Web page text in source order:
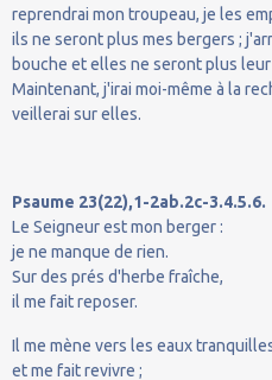
reprendrai mon troupeau, je les
ils ne seront plus mes bergers ;
bouche et elles ne seront plus
Maintenant, j'irai moi-même à la
veillerai sur elles.
Psaume 23(22),1-2ab.2c-3.4.5.6.
Le Seigneur est mon berger :
je ne manque de rien.
Sur des prés d'herbe fraîche,
il me fait reposer.
Il me mène vers les eaux
et me fait revivre ;